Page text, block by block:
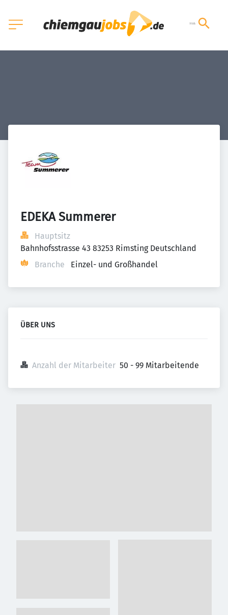
EDEKA Summerer
Hauptsitz
Bahnhofsstrasse 43 83253 Rimsting Deutschland
Branche
Einzel- und Großhandel
ÜBER UNS
Anzahl der Mitarbeiter 50 - 99 Mitarbeitende